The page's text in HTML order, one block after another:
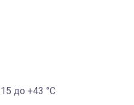
до +43 °C